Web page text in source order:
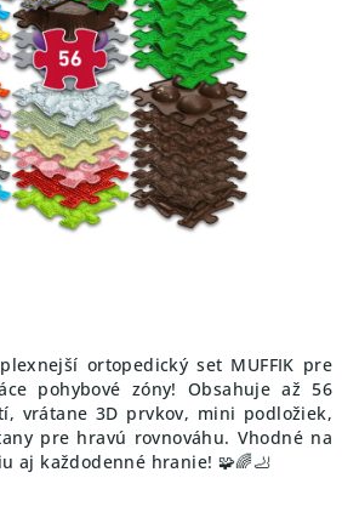
ortopedický set MUFFIK pre
pohybové zóny! Obsahuje až 56
vrátane 3D prvkov, mini podložiek,
pre hravú rovnováhu. Vhodné na
aj každodenné hranie! 🧩🌈🦶